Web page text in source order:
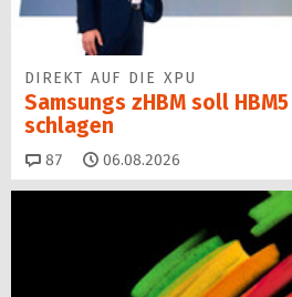
DIREKT AUF DIE XPU
Samsungs zHBM soll
schlagen
87 Kommentare
06.08.2026